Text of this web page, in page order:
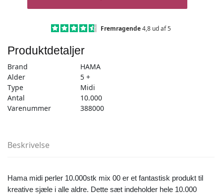
antal
Fremragende4,8 ud af 5
Produktdetaljer
Brand
HAMA
Alder
5 +
Type
Midi
Antal
10.000
Varenummer
388000
Beskrivelse
Hama midi perler 10.000stk mix 00 er et fantastisk produkt til
kreative sjæle i alle aldre. Dette sæt indeholder hele 10.000